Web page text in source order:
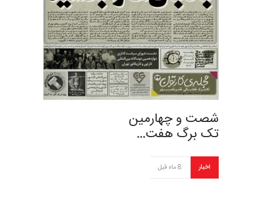
شصت و چهارمین
تک برگ هفت…
اخبار 8 ماه قبل